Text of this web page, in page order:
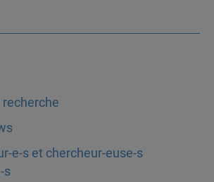
recherche
e-s et chercheur-euse-s
s